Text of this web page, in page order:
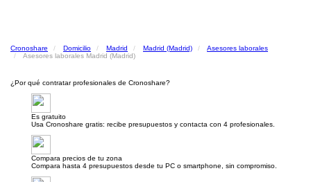
Cronoshare Domicilio Madrid Madrid (Madrid)
Asesores laborales
Asesores laborales Madrid (Madrid)
¿Por qué contratar profesionales de Cronoshare?
Es gratuito
Usa Cronoshare gratis: recibe presupuestos y contacta con 4 profesionales.
Compara precios de tu zona
Compara hasta 4 presupuestos desde tu PC o smartphone, sin compromiso.